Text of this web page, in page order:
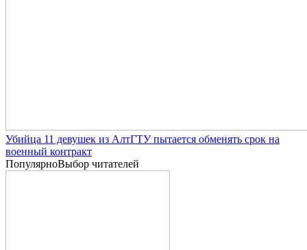
Убийца 11 девушек из АлтГТУ пытается обменять срок на
военный контракт
ПопулярноВыбор читателей